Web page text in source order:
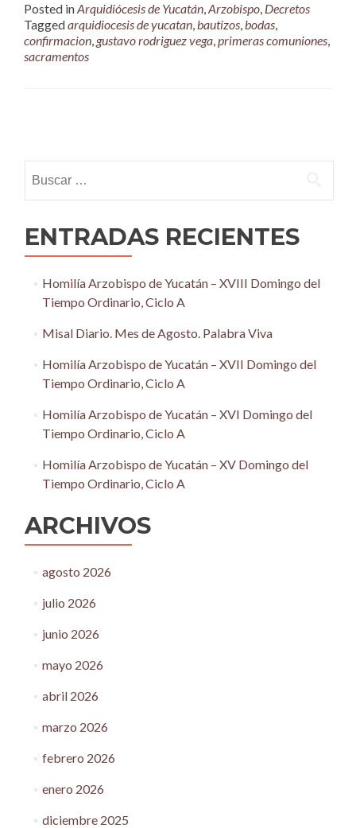
Posted inArquidiócesis de Yucatán,Arzobispo, Decretos
Taggedarquidiocesis de yucatan,bautizos,bodas,
confirmacion, gustavo rodriguez vega,primeras comuniones,
sacramentos
navigation
ENTRADAS RECIENTES
Homilía Arzobispo de Yucatán – XVIII Domingo del
Tiempo Ordinario, Ciclo A
Misal Diario. Mes de Agosto. Palabra Viva
Homilía Arzobispo de Yucatán – XVII Domingo del
Tiempo Ordinario, Ciclo A
Homilía Arzobispo de Yucatán – XVI Domingo del
Tiempo Ordinario, Ciclo A
Homilía Arzobispo de Yucatán – XV Domingo del
Tiempo Ordinario, Ciclo A
ARCHIVOS
agosto 2026
julio 2026
junio 2026
mayo 2026
abril 2026
marzo 2026
febrero 2026
enero 2026
diciembre 2025